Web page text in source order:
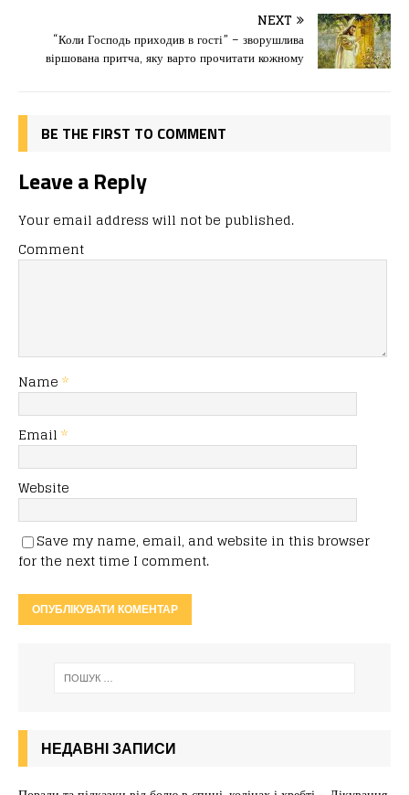
o
o
o
n
ис
я
NEXT
“Коли Господь приходив в гості” – зворушлива
віршована притча, яку варто прочитати кожному
BE THE FIRST TO COMMENT
Leave a Reply
Your email address will not be published.
Comment
Name *
Email *
Website
Save my name, email, and website in this browser
for the next time I comment.
НЕДАВНІ ЗАПИСИ